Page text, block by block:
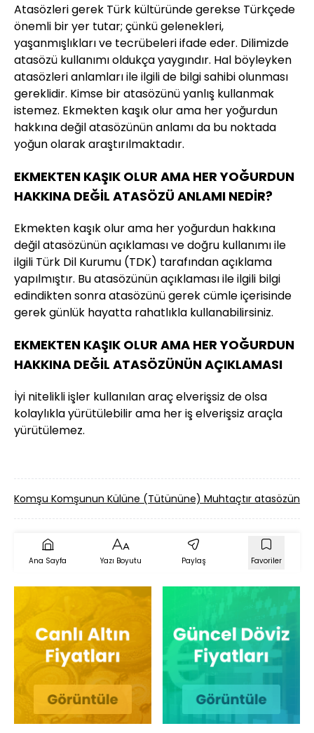
Atasözleri gerek Türk kültüründe gerekse Türkçede
önemli bir yer tutar; çünkü gelenekleri,
yaşanmışlıkları ve tecrübeleri ifade eder. Dilimizde
atasözü kullanımı oldukça yaygındır. Hal böyleyken
atasözleri anlamları ile ilgili de bilgi sahibi olunması
gereklidir. Kimse bir atasözünü yanlış kullanmak
istemez. Ekmekten kaşık olur ama her yoğurdun
hakkına değil atasözünün anlamı da bu noktada
yoğun olarak araştırılmaktadır.
EKMEKTEN KAŞIK OLUR AMA HER YOĞURDUN
HAKKINA DEĞİL ATASÖZÜ ANLAMI NEDİR?
Ekmekten kaşık olur ama her yoğurdun hakkına
değil atasözünün açıklaması ve doğru kullanımı ile
ilgili Türk Dil Kurumu (TDK) tarafından açıklama
yapılmıştır. Bu atasözünün açıklaması ile ilgili bilgi
edindikten sonra atasözünü gerek cümle içerisinde
gerek günlük hayatta rahatlıkla kullanabilirsiniz.
EKMEKTEN KAŞIK OLUR AMA HER YOĞURDUN
HAKKINA DEĞİL ATASÖZÜNÜN AÇIKLAMASI
İyi nitelikli işler kullanılan araç elverişsiz de olsa
kolaylıkla yürütülebilir ama her iş elverişsiz araçla
yürütülemez.
Komşu Komşunun Külüne (Tütününe) Muhtaçtır
Ana Sayfa Yazı Boyutu Paylaş Favoriler